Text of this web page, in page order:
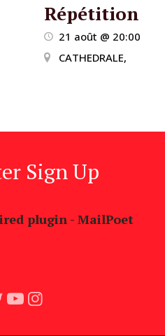
Répétition
21 août @ 20:00
CATHEDRALE,
Sign Up
plugin - MailPoet